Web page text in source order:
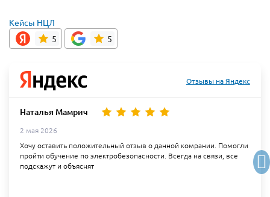
Кейсы НЦЛ
5
5
Отзывы на Яндекс
Наталья Мамрич
2 мая 2026
Хочу оставить положительный отзыв о данной комрании. Помогли
пройти обучение по электробезопасности. Всегда на связи, все
подскажут и объяснят